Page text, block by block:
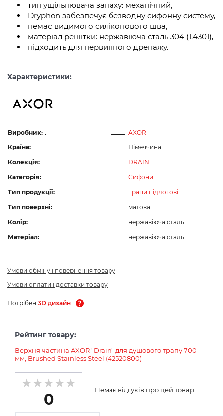
тип ущільнювача запаху: механічний,
Dryphon забезпечує безводну сифонну систему,
немає видимого силіконового шва,
матеріал решітки: нержавіюча сталь 304 (1.4301),
підходить для первинного дренажу.
Характеристики:
Виробник:
AXOR
Країна:
Німеччина
Колекція:
DRAIN
Категорія:
Сифони
Тип продукції:
Трапи підлогові
Тип поверхні:
матова
Колір:
нержавіюча сталь
Матеріал:
нержавіюча сталь
Умови обміну і повернення товару
Умови оплати і доставки товару
Потрібен 3D дизайн
Рейтинг товару:
Верхня частина AXOR "Drain" для душового трапу 700
мм, Brushed Stainless Steel (42520800)
0
Немає відгуків про цей товар